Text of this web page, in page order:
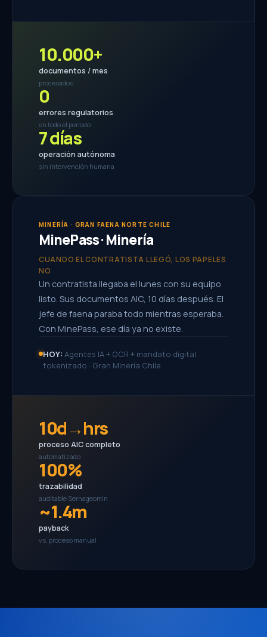
10.000+
documentos / mes
procesados
0
errores regulatorios
en todo el período
7 días
operación autónoma
sin intervención humana
MINERÍA · GRAN FAENA NORTE CHILE
MinePass · Minería
CUANDO EL CONTRATISTA LLEGÓ, LOS PAPELES
NO
Un contratista llegaba el lunes con su equipo
listo. Sus documentos AIC, 10 días después. El
jefe de faena paraba todo mientras esperaba.
Con MinePass, ese día ya no existe.
HOY: Agentes IA + OCR + mandato digital
tokenizado · Gran Minería Chile
10d→hrs
proceso AIC completo
automatizado
100%
trazabilidad
auditable Sernageomin
~1.4m
payback
vs. proceso manual